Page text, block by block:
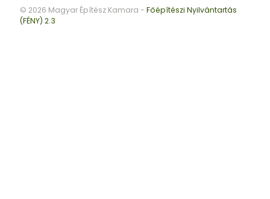
© 2026 Magyar Építész Kamara - Főépítészi Nyilvántartás
(FÉNY) 2.3